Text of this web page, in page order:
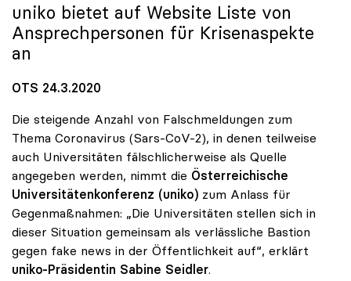
uniko bietet auf Website Liste von
Ansprechpersonen für Krisenaspekte
an
OTS 24.3.2020
Die steigende Anzahl von Falschmeldungen zum
Thema Coronavirus (Sars-CoV-2), in denen teilweise
auch Universitäten fälschlicherweise als Quelle
angegeben werden, nimmt die Österreichische
Universitätenkonferenz (uniko) zum Anlass für
Gegenmaßnahmen: „Die Universitäten stellen sich in
dieser Situation gemeinsam als verlässliche Bastion
gegen fake news in der Öffentlichkeit auf“, erklärt
uniko-Präsidentin Sabine Seidler.